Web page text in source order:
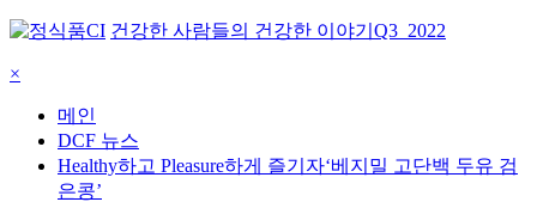
건강한 사람들의 건강한 이야기 Q3_2022
×
메인
DCF 뉴스
Healthy하고 Pleasure하게 즐기자‘베지밀 고단백 두유 검
은콩’